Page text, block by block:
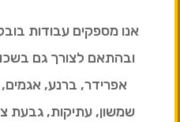
אנו מספקים עבודות
ובהתאם לצורך גם
אפרידר, ברנע, אגמים,
שמשון, עתיקות, גבעת